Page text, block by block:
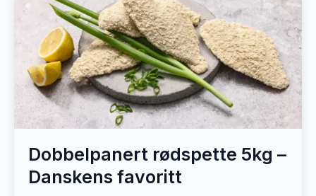
Dobbelpanert rødspette 5kg –
Danskens favoritt